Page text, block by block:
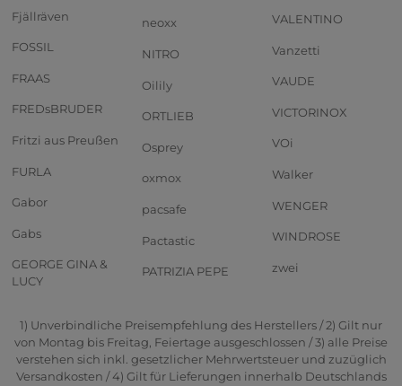
Fjällräven
FOSSIL
FRAAS
FREDsBRUDER
Fritzi aus Preußen
FURLA
Gabor
Gabs
GEORGE GINA &
LUCY
neoxx
NITRO
Oilily
ORTLIEB
Osprey
oxmox
pacsafe
Pactastic
PATRIZIA PEPE
VALENTINO
Vanzetti
VAUDE
VICTORINOX
VOi
Walker
WENGER
WINDROSE
zwei
1) Unverbindliche Preisempfehlung des Herstellers / 2) Gilt nur
von Montag bis Freitag, Feiertage ausgeschlossen / 3) alle Preise
verstehen sich inkl. gesetzlicher Mehrwertsteuer und zuzüglich
Versandkosten / 4) Gilt für Lieferungen innerhalb Deutschlands